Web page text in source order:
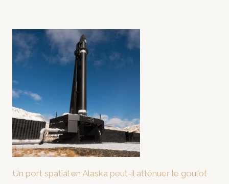
Un port spatial en Alaska peut-il atténuer le goulot